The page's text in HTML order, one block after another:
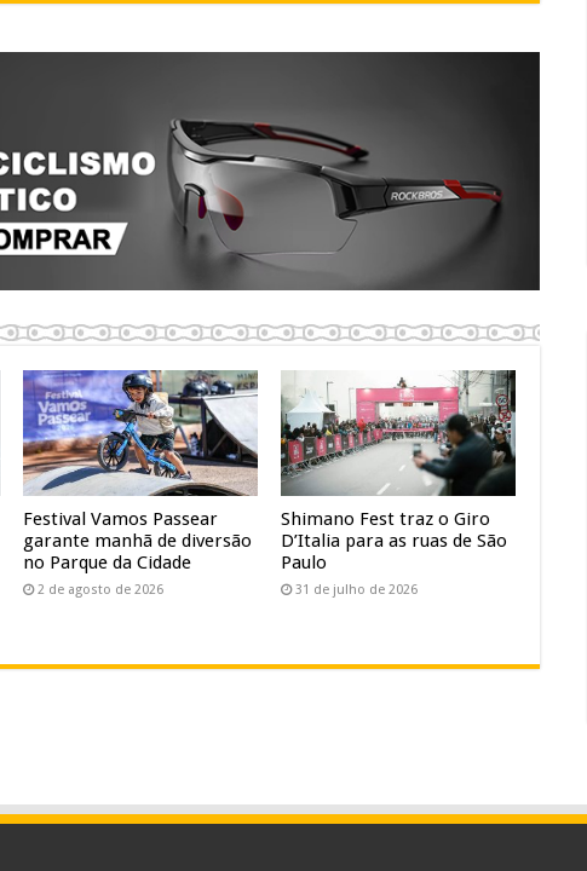
Festival Vamos Passear
garante manhã de diversão
no Parque da Cidade
2 de agosto de 2026
Shimano Fest traz o Giro
D’Italia para as ruas de São
Paulo
31 de julho de 2026